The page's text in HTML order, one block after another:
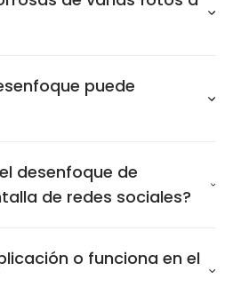
puede
desenfoque de
de redes sociales?
o funciona en el